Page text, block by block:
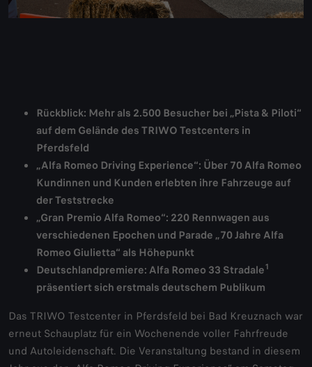
Rückblick: Mehr als 2.500 Besucher bei „Pista & Piloti“
auf dem Gelände des TRIWO Testcenters in
Pferdsfeld
„Alfa Romeo Driving Experience“: Über 70 Alfa Romeo
Kundinnen und Kunden erlebten ihre Fahrzeuge auf
der Teststrecke
„Gran Premio Alfa Romeo“: 220 Rennwagen aus
verschiedenen Epochen und Parade „70 Jahre Alfa
Romeo Giulietta“ als Höhepunkt
Deutschlandpremiere: Alfa Romeo 33 Stradale1
präsentiert sich erstmals deutschem Publikum
Das TRIWO Testcenter in Pferdsfeld bei Bad Kreuznach war
erneut Schauplatz für ein Wochenende voller Fahrfreude
und Autoleidenschaft. Die Veranstaltung bestand in diesem